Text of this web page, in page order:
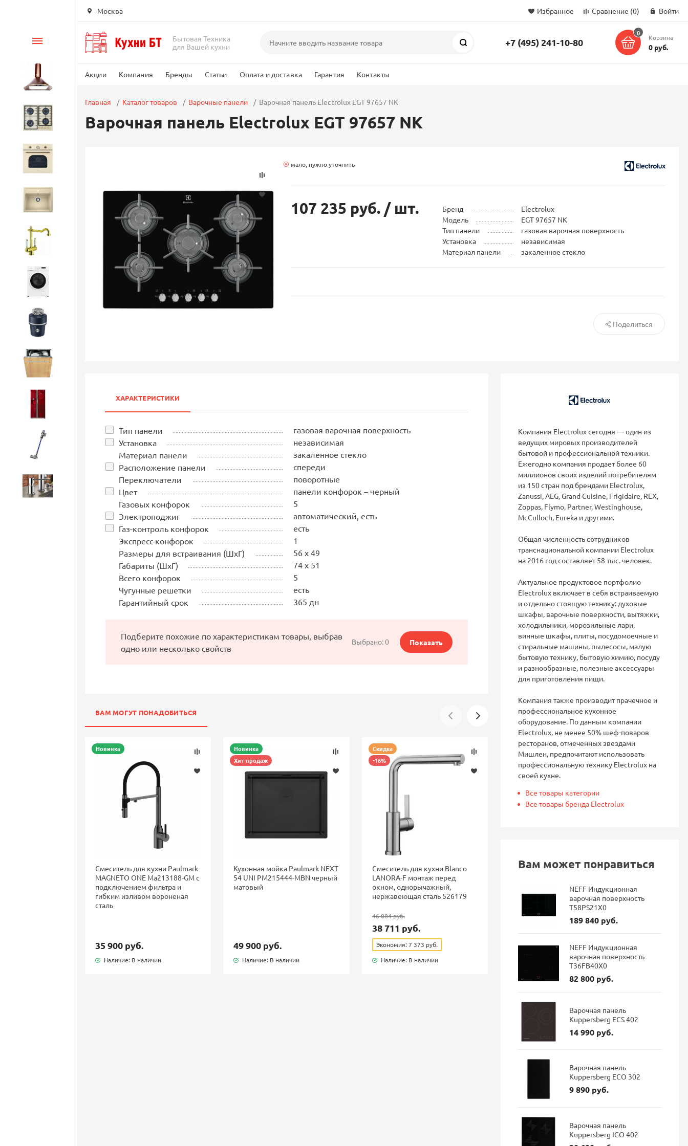
Москва Избранное Сравнение (0) Войти
Бытовая Техника
для Вашей кухни
Поиск +7 (495) 241-10-80
0
Корзина
0 руб.
Акции Компания Бренды Статьи Оплата и доставка Гарантия Контакты
Каталог
Вытяжки
Варочные панели
Стиральные машины
Бытовая техника
Аксессуары
Главная Каталог товаров Варочные панели Варочная панель Electrolux EGT 97657 NK
Варочная панель Electrolux EGT 97657 NK
мало, нужно уточнить
107 235 руб. / шт. Бренд
Electrolux
Модель
EGT 97657 NK
Тип панели
газовая варочная поверхность
Установка
независимая
Материал панели
закаленное стекло
Поделиться
ХАРАКТЕРИСТИКИ
Тип панели
газовая варочная поверхность
Установка
независимая
Материал панели
закаленное стекло
Расположение панели
спереди
Переключатели
поворотные
Цвет
панели конфорок – черный
Газовых конфорок
5
Электроподжиг
автоматический, есть
Газ-контроль конфорок
есть
Экспресс-конфорок
1
Размеры для встраивания (ШхГ)
56 x 49
Габариты (ШхГ)
74 x 51
Всего конфорок
5
Чугунные решетки
есть
Гарантийный срок
365 дн
Подберите похожие по характеристикам товары, выбрав
одно или несколько свойств
Выбрано:0 Показать
ВАМ МОГУТ ПОНАДОБИТЬСЯ
Новинка
Смеситель для кухни Paulmark
MAGNETO ONE Ma213188-GM с
подключением фильтра и
гибким изливом вороненая
сталь
35 900 руб.
Наличие: В наличии
Новинка
Хит продаж
Кухонная мойка Paulmark NEXT
54 UNI PM215444-MBN черный
матовый
49 900 руб.
Наличие: В наличии
Скидка
-16%
Смеситель для кухни Blanco
LANORA-F монтаж перед
окном, однорычажный,
нержавеющая сталь 526179
46 084 руб.
38 711 руб.
Экономия: 7 373 руб.
Наличие: В наличии
Скидка
Смеситель для кухни Blanco
фильтра Dark steel 527737
114 687 руб.
Экономия: 18 350 руб.
Наличие: В наличии
Смеситель
Компания Electrolux сегодня — один из
ведущих мировых производителей
бытовой и профессиональной техники.
Ежегодно компания продает более 60
миллионов своих изделий потребителям
из 150 стран под брендами Electrolux,
Zanussi, AEG, Grand Cuisine, Frigidaire, REX,
Zoppas, Flymo, Partner, Westinghouse,
McCulloch, Eureka и другими.
Общая численность сотрудников
транснациональной компании Electrolux
на 2016 год составляет 58 тыс. человек.
Актуальное продуктовое портфолио
Electrolux включает в себя встраиваемую
и отдельно стоящую технику: духовые
шкафы, варочные поверхности, вытяжки,
холодильники, морозильные лари,
винные шкафы, плиты, посудомоечные и
стиральные машины, пылесосы, малую
бытовую технику, бытовую химию, посуду
и разнообразные, полезные аксессуары
для приготовления пищи.
Компания также производит прачечное и
профессиональное кухонное
оборудование. По данным компании
Electrolux, не менее 50% шеф-поваров
ресторанов, отмеченных звездами
Мишлен, предпочитают использовать
профессиональную технику Electrolux на
своей кухне.
Все товары категории
Все товары бренда Electrolux
Вам может понравиться
NEFF Индукционная
варочная поверхность
T58PS21X0
189 840 руб.
NEFF Индукционная
варочная поверхность
T36FB40X0
82 800 руб.
Варочная панель
Kuppersberg ECS 402
14 990 руб.
Варочная панель
Kuppersberg ECO 302
9 890 руб.
Варочная панель
Kuppersberg ICO 402